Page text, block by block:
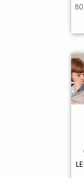
80 من 100 تم